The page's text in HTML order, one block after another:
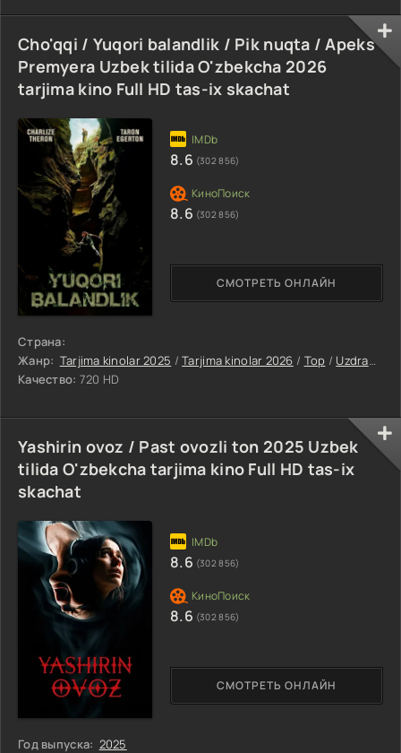
Cho'qqi / Yuqori balandlik / Pik nuqta / Apeks
Premyera Uzbek tilida O'zbekcha 2026
tarjima kino Full HD tas-ix skachat
Страна:
Жанр: Tarjima kinolar 2025 /Tarjima kinolar 2026 / Top / Uzdramalar
Качество: 720 HD
СМОТРЕТЬ ОНЛАЙН
8.6 (302 856)
8.6 (302 856)
Yashirin ovoz / Past ovozli ton 2025 Uzbek
tilida O'zbekcha tarjima kino Full HD tas-ix
skachat
Год выпуска: 2025
СМОТРЕТЬ ОНЛАЙН
8.6 (302 856)
8.6 (302 856)